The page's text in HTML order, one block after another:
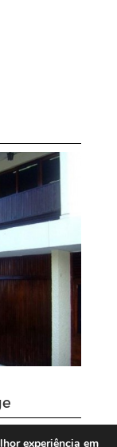
experiência em